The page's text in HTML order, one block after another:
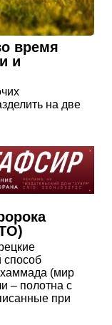
время
и
на две
(мир
– полотна с
при